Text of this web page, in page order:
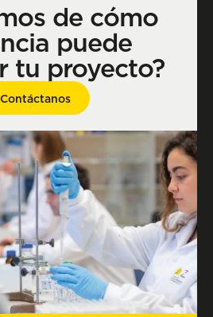
de cómo
puede
tu proyecto?
Contáctanos